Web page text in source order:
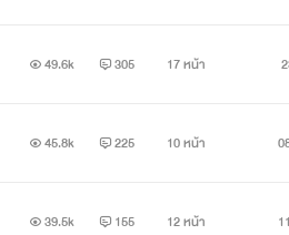
49.6k 305 17 หน้า
45.8k 225 10 หน้า
39.5k 155 12 หน้า